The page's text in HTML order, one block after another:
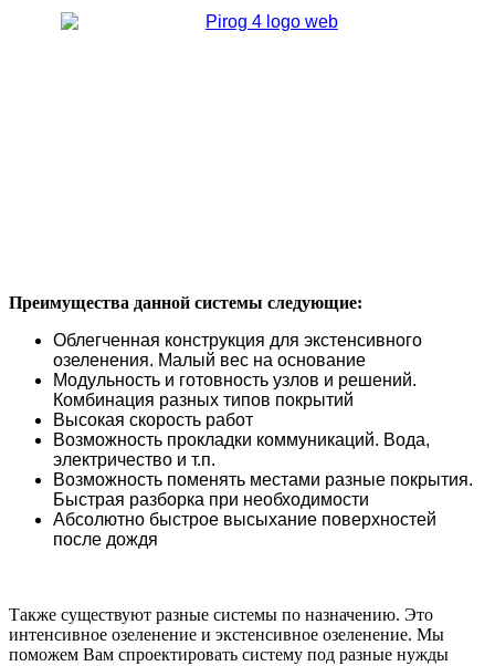
Преимущества данной системы следующие:
Облегченная конструкция для экстенсивного
озеленения. Малый вес на основание
Модульность и готовность узлов и решений.
Комбинация разных типов покрытий
Высокая скорость работ
Возможность прокладки коммуникаций. Вода,
электричество и т.п.
Возможность поменять местами разные покрытия.
Быстрая разборка при необходимости
Абсолютно быстрое высыхание поверхностей
после дождя
Также существуют разные системы по назначению. Это
интенсивное озеленение и экстенсивное озеленение. Мы
поможем Вам спроектировать систему под разные нужды